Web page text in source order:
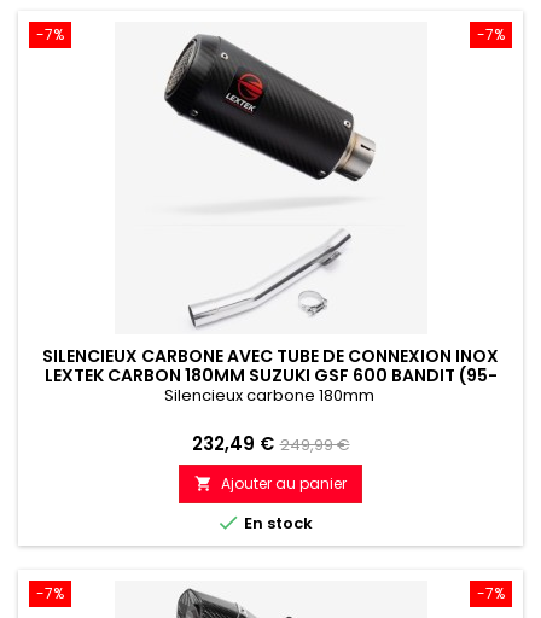
-7%
-7%
SILENCIEUX CARBONE AVEC TUBE DE CONNEXION INOX
LEXTEK CARBON 180MM SUZUKI GSF 600 BANDIT (95-
06)
Silencieux carbone 180mm
Prix
232,49 € Prix
de
référence
249,99 €
 Ajouter au panier
 En stock
-7%
-7%